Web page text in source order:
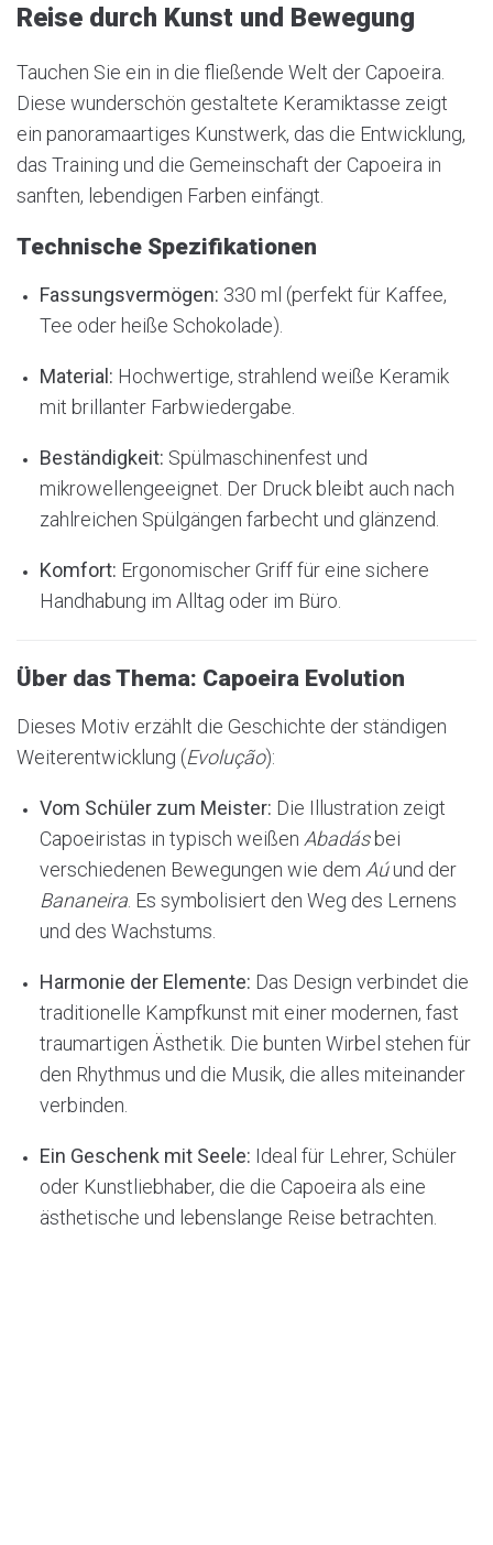
Reise durch Kunst und Bewegung
Tauchen Sie ein in die fließende Welt der Capoeira.
Diese wunderschön gestaltete Keramiktasse zeigt
ein panoramaartiges Kunstwerk, das die Entwicklung,
das Training und die Gemeinschaft der Capoeira in
sanften, lebendigen Farben einfängt.
Technische Spezifikationen
Fassungsvermögen: 330 ml (perfekt für Kaffee,
Tee oder heiße Schokolade).
Material: Hochwertige, strahlend weiße Keramik
mit brillanter Farbwiedergabe.
Beständigkeit: Spülmaschinenfest und
mikrowellengeeignet. Der Druck bleibt auch nach
zahlreichen Spülgängen farbecht und glänzend.
Komfort: Ergonomischer Griff für eine sichere
Handhabung im Alltag oder im Büro.
Über das Thema: Capoeira Evolution
Dieses Motiv erzählt die Geschichte der ständigen
Weiterentwicklung (Evolução):
Vom Schüler zum Meister: Die Illustration zeigt
Capoeiristas in typisch weißen Abadásbei
verschiedenen Bewegungen wie dem Aúund der
Bananeira . Es symbolisiert den Weg des Lernens
und des Wachstums.
Harmonie der Elemente: Das Design verbindet die
traditionelle Kampfkunst mit einer modernen, fast
traumartigen Ästhetik. Die bunten Wirbel stehen für
den Rhythmus und die Musik, die alles miteinander
verbinden.
Ein Geschenk mit Seele: Ideal für Lehrer, Schüler
oder Kunstliebhaber, die die Capoeira als eine
ästhetische und lebenslange Reise betrachten.